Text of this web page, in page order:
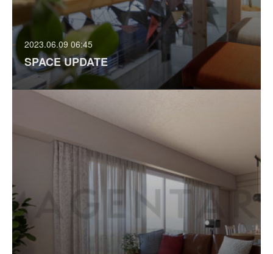
2023.06.09 06:45
SPACE UPDATE